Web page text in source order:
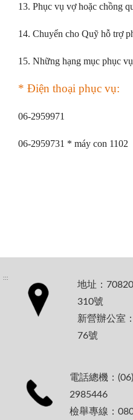
13. Phục vụ vợ hoặc chồng
14. Chuyển cho Quỹ hỗ trợ
15. Những hạng mục phục
* Điện thoại phục vụ:
06-2959971
06-2959731 * máy con 1102
:::
地址：
310號
新營辦公室
76號
電話總機：
2985446
檢舉專線：